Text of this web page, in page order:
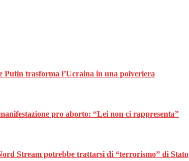
Putin trasforma l’Ucraina in una polveriera
pro aborto: “Lei non ci rappresenta”
Stream potrebbe trattarsi di “terrorismo” di Stato